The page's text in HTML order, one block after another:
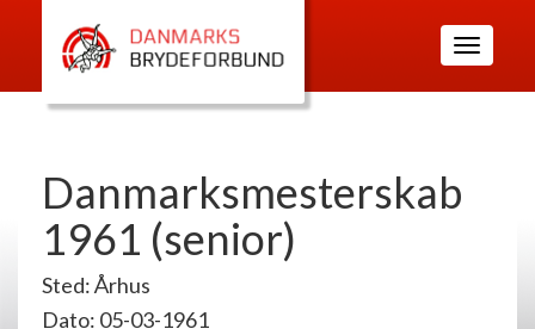
Toggle
navigation
Danmarksmesterskab
1961 (senior)
Sted: Århus
Dato: 05-03-1961